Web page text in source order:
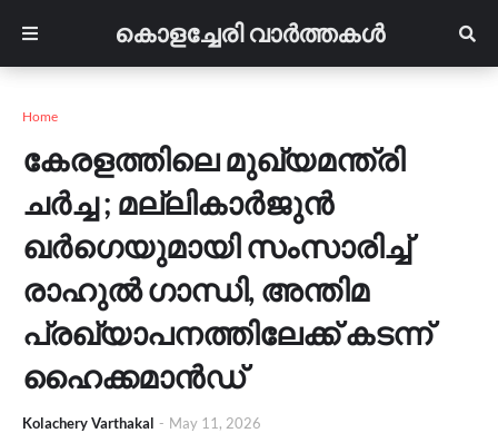
കൊളച്ചേരി വാർത്തകൾ
Home
കേരളത്തിലെ മുഖ്യമന്ത്രി
ചർച്ച ; മല്ലികാർജുൻ
ഖർഗെയുമായി സംസാരിച്ച്
രാഹുൽ ഗാന്ധി, അന്തിമ
പ്രഖ്യാപനത്തിലേക്ക് കടന്ന്
ഹൈക്കമാൻഡ്
Kolachery Varthakal - May 11, 2026